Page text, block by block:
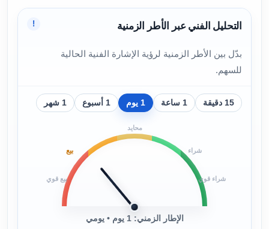
التحليل الفني عبر الأطر الزمنية
بدّل بين الأطر الزمنية لرؤية الإشارة الفنية الحالية
للسهم.
!
15 دقيقة 1 ساعة 1 يوم 1 أسبوع 1 شهر
بيع قوي
بيع
محايد
شراء
شراء قوي
الإطار الزمني: 1 يوم • يومي